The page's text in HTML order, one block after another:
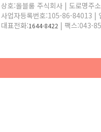
상호:올블룸 주식회사 | 도로명주
사업자등록번호:105-86-84013 |
대표전화:1644-8422 | 팩스:043-